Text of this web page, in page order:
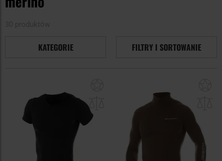
KATEGORIE FILTRY I SORTOWANIE
schowka